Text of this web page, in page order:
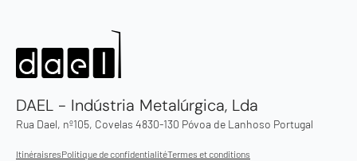
DAEL - Indústria Metalúrgica, Lda
Rua Dael, nº105, Covelas 4830-130 Póvoa de Lanhoso Portugal
ItinéraisresPolitique de confidentialitéTermes et conditions